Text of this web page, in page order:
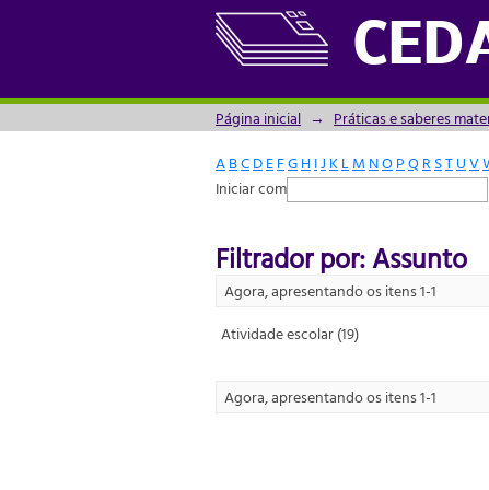
Filtrador por: Assunto
Página inicial → Práticas e saberes
ABCDEFGH IJ KLM NOPQRSTUV
Iniciar com
Filtrador por: Assunto
Agora, apresentando os itens 1-1
Atividade escolar (19)
Agora, apresentando os itens 1-1